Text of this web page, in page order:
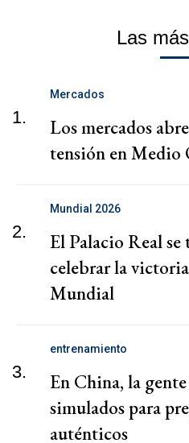
Las
1.
Mercados
Los mercados
tensión en Medio
2.
Mundial 2026
El Palacio Real
celebrar la
Mundial
3.
entrenamiento
En China, la
simulados para
auténticos